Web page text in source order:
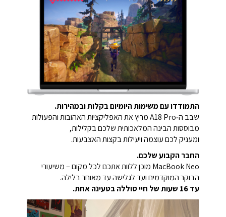
התמודדו עם משימות היומיום בקלות ובמהירות.
שבב ה‑A18 Pro מריץ את האפליקציות האהובות והפעולות
מבוססות הבינה המלאכותית שלכם בקלילות,
ומעניק לכם עוצמה ויעילות בקצות האצבעות.
החבר הקבוע שלכם.
MacBook Neo מוכן ללוות אתכם לכל מקום – משיעורי
הבוקר המוקדמים ועד לגלישה עד מאוחר בלילה.
עד 16 שעות של חיי סוללה בטעינה אחת.